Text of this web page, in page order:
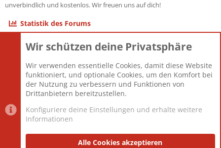
unverbindlich und kostenlos. Wir freuen uns auf dich!
Statistik des Forums
Themen
Mitglieder
12.427
Neuestes Mitglied
Berlin
Datenschutzerklärung Impressum
Wir schützen deine Privatsphäre
Wir verwenden essentielle Cookies, damit diese Website
funktioniert, und optionale Cookies, um den Komfort bei
der Nutzung zu verbessern und Funktionen von
Drittanbietern bereitzustellen.
Konfiguriere deine Einstellungen und erhalte weitere
Informationen
Alle Cookies akzeptieren